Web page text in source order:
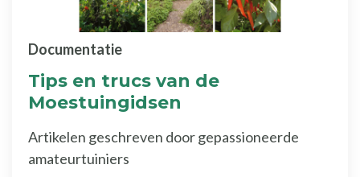
Tips en trucs van de
Moestuingidsen
Documentatie
Artikelen geschreven door gepassioneerde
amateurtuiniers